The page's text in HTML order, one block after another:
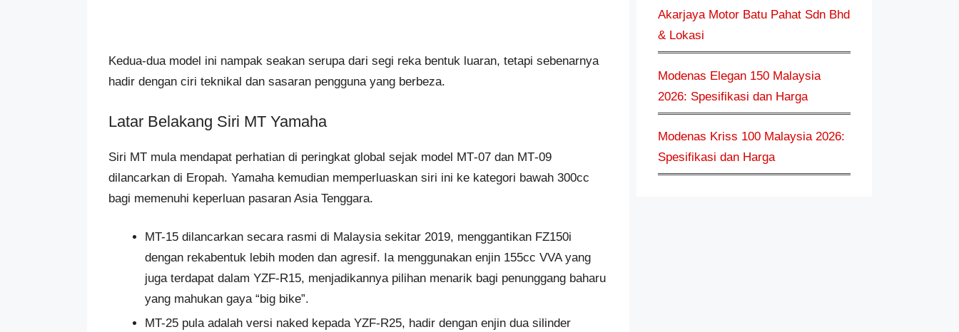
Kedua-dua model ini nampak seakan serupa dari segi reka bentuk luaran, tetapi sebenarnya
hadir dengan ciri teknikal dan sasaran pengguna yang berbeza.
Latar Belakang Siri MT Yamaha
Siri MT mula mendapat perhatian di peringkat global sejak model MT‑07 dan MT‑09
dilancarkan di Eropah. Yamaha kemudian memperluaskan siri ini ke kategori bawah 300cc
bagi memenuhi keperluan pasaran Asia Tenggara.
MT-15 dilancarkan secara rasmi di Malaysia sekitar 2019, menggantikan FZ150i
dengan rekabentuk lebih moden dan agresif. Ia menggunakan enjin 155cc VVA yang
juga terdapat dalam YZF-R15, menjadikannya pilihan menarik bagi penunggang baharu
yang mahukan gaya “big bike”.
MT-25 pula adalah versi naked kepada YZF-R25, hadir dengan enjin dua silinder
Akarjaya Motor Batu Pahat Sdn Bhd
& Lokasi
Modenas Elegan 150 Malaysia
2026: Spesifikasi dan Harga
Modenas Kriss 100 Malaysia 2026:
Spesifikasi dan Harga